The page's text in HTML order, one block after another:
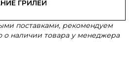
ГРИЛЕЙ
поставками, рекомендуем
о наличии товара у менеджера